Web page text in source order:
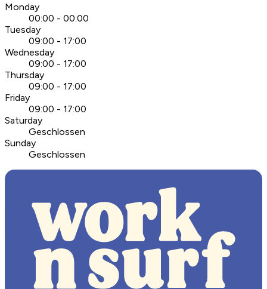
Monday
00:00 - 00:00
Tuesday
09:00 - 17:00
Wednesday
09:00 - 17:00
Thursday
09:00 - 17:00
Friday
09:00 - 17:00
Saturday
Geschlossen
Sunday
Geschlossen